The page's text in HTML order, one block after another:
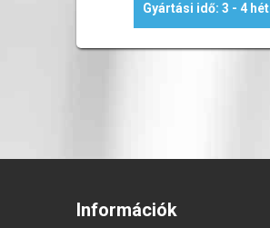
Gyártási idő: 3 - 4 hét
Információk